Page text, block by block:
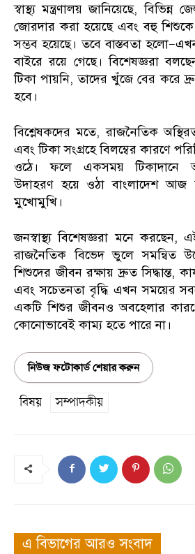
স্বাস্থ্য মন্ত্রণালয় জানিয়েছে, বিভিন্ন
জোরদার করা হয়েছে এবং বহু
সম্ভব হয়েছে। তবে বাস্তবতা
বাইরে রয়ে গেছে। বিশেষজ্ঞরা
টিকা পায়নি, তাদের খুঁজে বের করে
হবে।
বিশ্লেষকদের মতে, রাজনৈতিক
এবং টিকা সংগ্রহে বিলম্বের কারণে
ওঠে। ফলে একসময় টিকাদানে
উদাহরণ হয়ে ওঠা বাংলাদেশ আজ
মুখোমুখি।
জনস্বাস্থ্য বিশেষজ্ঞরা মনে
রাজনৈতিক বিভেদ ভুলে সমন্বিত
শিশুদের জীবন রক্ষায় দ্রুত সিদ্ধান্ত,
এবং সচেতনতা বৃদ্ধি এখন সময়ের
একটি শিশুর জীবনও অবহেলার
কোনোভাবেই কাম্য হতে পারে না।
নিউজ ফটোকার্ড শেয়ার করুন
বিষয় সম্পাদকীয়
এ বিভাগের আরও সংবাদ